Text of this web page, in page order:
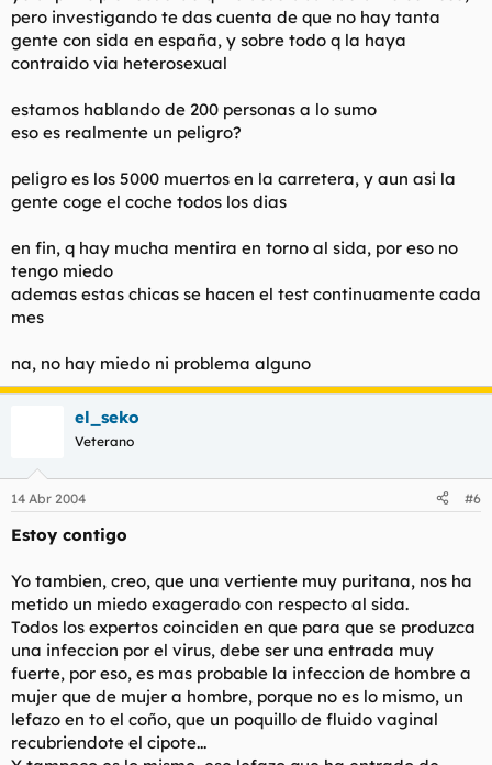
pero investigando te das cuenta de que no hay tanta
gente con sida en españa, y sobre todo q la haya
contraido via heterosexual
estamos hablando de 200 personas a lo sumo
eso es realmente un peligro?
peligro es los 5000 muertos en la carretera, y aun asi la
gente coge el coche todos los dias
en fin, q hay mucha mentira en torno al sida, por eso no
tengo miedo
ademas estas chicas se hacen el test continuamente cada
mes
na, no hay miedo ni problema alguno
el_seko
Veterano
14 Abr 2004 #6
Estoy contigo
Yo tambien, creo, que una vertiente muy puritana, nos ha
metido un miedo exagerado con respecto al sida.
Todos los expertos coinciden en que para que se produzca
una infeccion por el virus, debe ser una entrada muy
fuerte, por eso, es mas probable la infeccion de hombre a
mujer que de mujer a hombre, porque no es lo mismo, un
lefazo en to el coño, que un poquillo de fluido vaginal
recubriendote el cipote...